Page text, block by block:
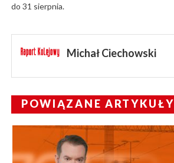
do 31 sierpnia.
Michał Ciechowski
POWIĄZANE ARTYKUŁY